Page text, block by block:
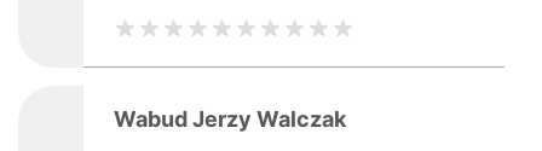
Wabud Jerzy Walczak